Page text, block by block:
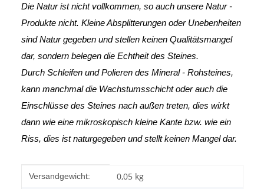
Die Natur ist nicht vollkommen, so auch unsere Natur -
Produkte nicht. Kleine Absplitterungen oder Unebenheiten
sind Natur gegeben und stellen keinen Qualitätsmangel
dar, sondern belegen die Echtheit des Steines.
Durch Schleifen und Polieren des Mineral - Rohsteines,
kann manchmal die Wachstumsschicht oder auch die
Einschlüsse des Steines nach außen treten, dies wirkt
dann wie eine mikroskopisch kleine Kante bzw. wie ein
Riss, dies ist naturgegeben und stellt keinen Mangel dar.
Produkteigenschaft
Wert
Versandgewicht: 0,05 kg